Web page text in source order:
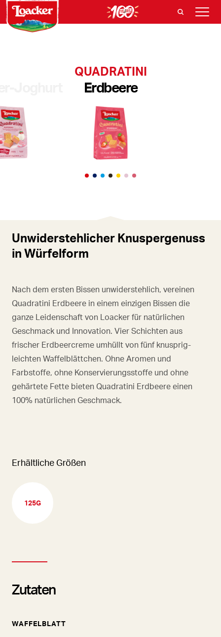
QUADRATINI
Erdbeere
Unwiderstehlicher Knuspergenuss
in Würfelform
Nach dem ersten Bissen unwiderstehlich, vereinen
Quadratini Erdbeere in einem einzigen Bissen die
ganze Leidenschaft von Loacker für natürlichen
Geschmack und Innovation. Vier Schichten aus
frischer Erdbeercreme umhüllt von fünf knusprig-
leichten Waffelblättchen. Ohne Aromen und
Farbstoffe, ohne Konservierungsstoffe und ohne
gehärtete Fette bieten Quadratini Erdbeere einen
100% natürlichen Geschmack.
Erhältliche Größen
125G
Zutaten
WAFFELBLATT